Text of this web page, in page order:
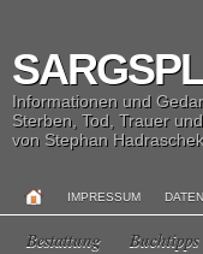
Informationen und
Sterben, Tod, Trauer
von Stephan Hadraschek
IMPRESSUM
Bestattung Buchtipps